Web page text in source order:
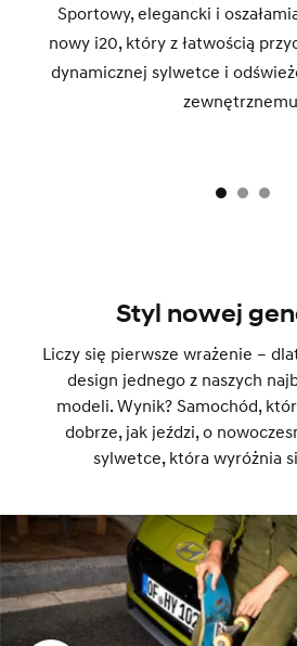
Sportowy, elegancki i
nowy i20, który z łatwością
dynamicznej sylwetce i
Styl nowej
Liczy się pierwsze wrażenie –
design jednego z naszych
modeli. Wynik? Samochód,
dobrze, jak jeździ, o
sylwetce, która wyróżnia